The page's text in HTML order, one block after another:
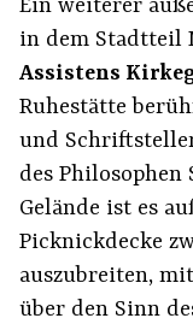
Ein weiterer
in dem Stadtteil
Assistens
Ruhestätte
und
des Philosophen
Gelände ist es
Picknickdecke
auszubreiten,
über den Sinn